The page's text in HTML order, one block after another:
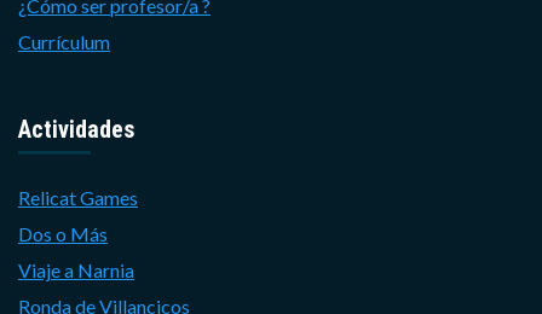
¿Cómo ser profesor/a ?
Currículum
Actividades
Relicat Games
Dos o Más
Viaje a Narnia
Ronda de Villancicos